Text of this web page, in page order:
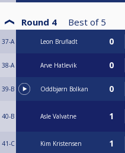
Round 4 Best of 5
37-A Leon Brufladt
38-A Arve Hatlevik
39-B Oddbjørn Bolkan
40-B Asle Valvatne
41-C Kim Kristensen